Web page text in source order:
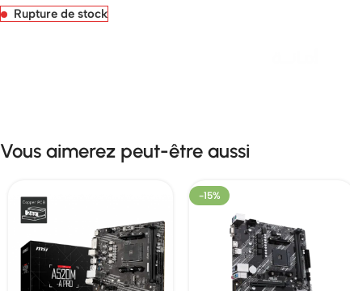
Rupture de stock
Vous aimerez peut-être aussi
-15%